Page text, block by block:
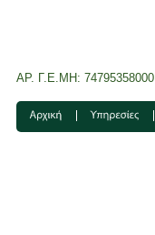
ΑΡ. Γ.Ε.ΜΗ: 74795358000